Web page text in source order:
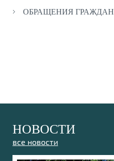
ОБРАЩЕНИЯ ГРАЖДАН
НОВОСТИ
все новости